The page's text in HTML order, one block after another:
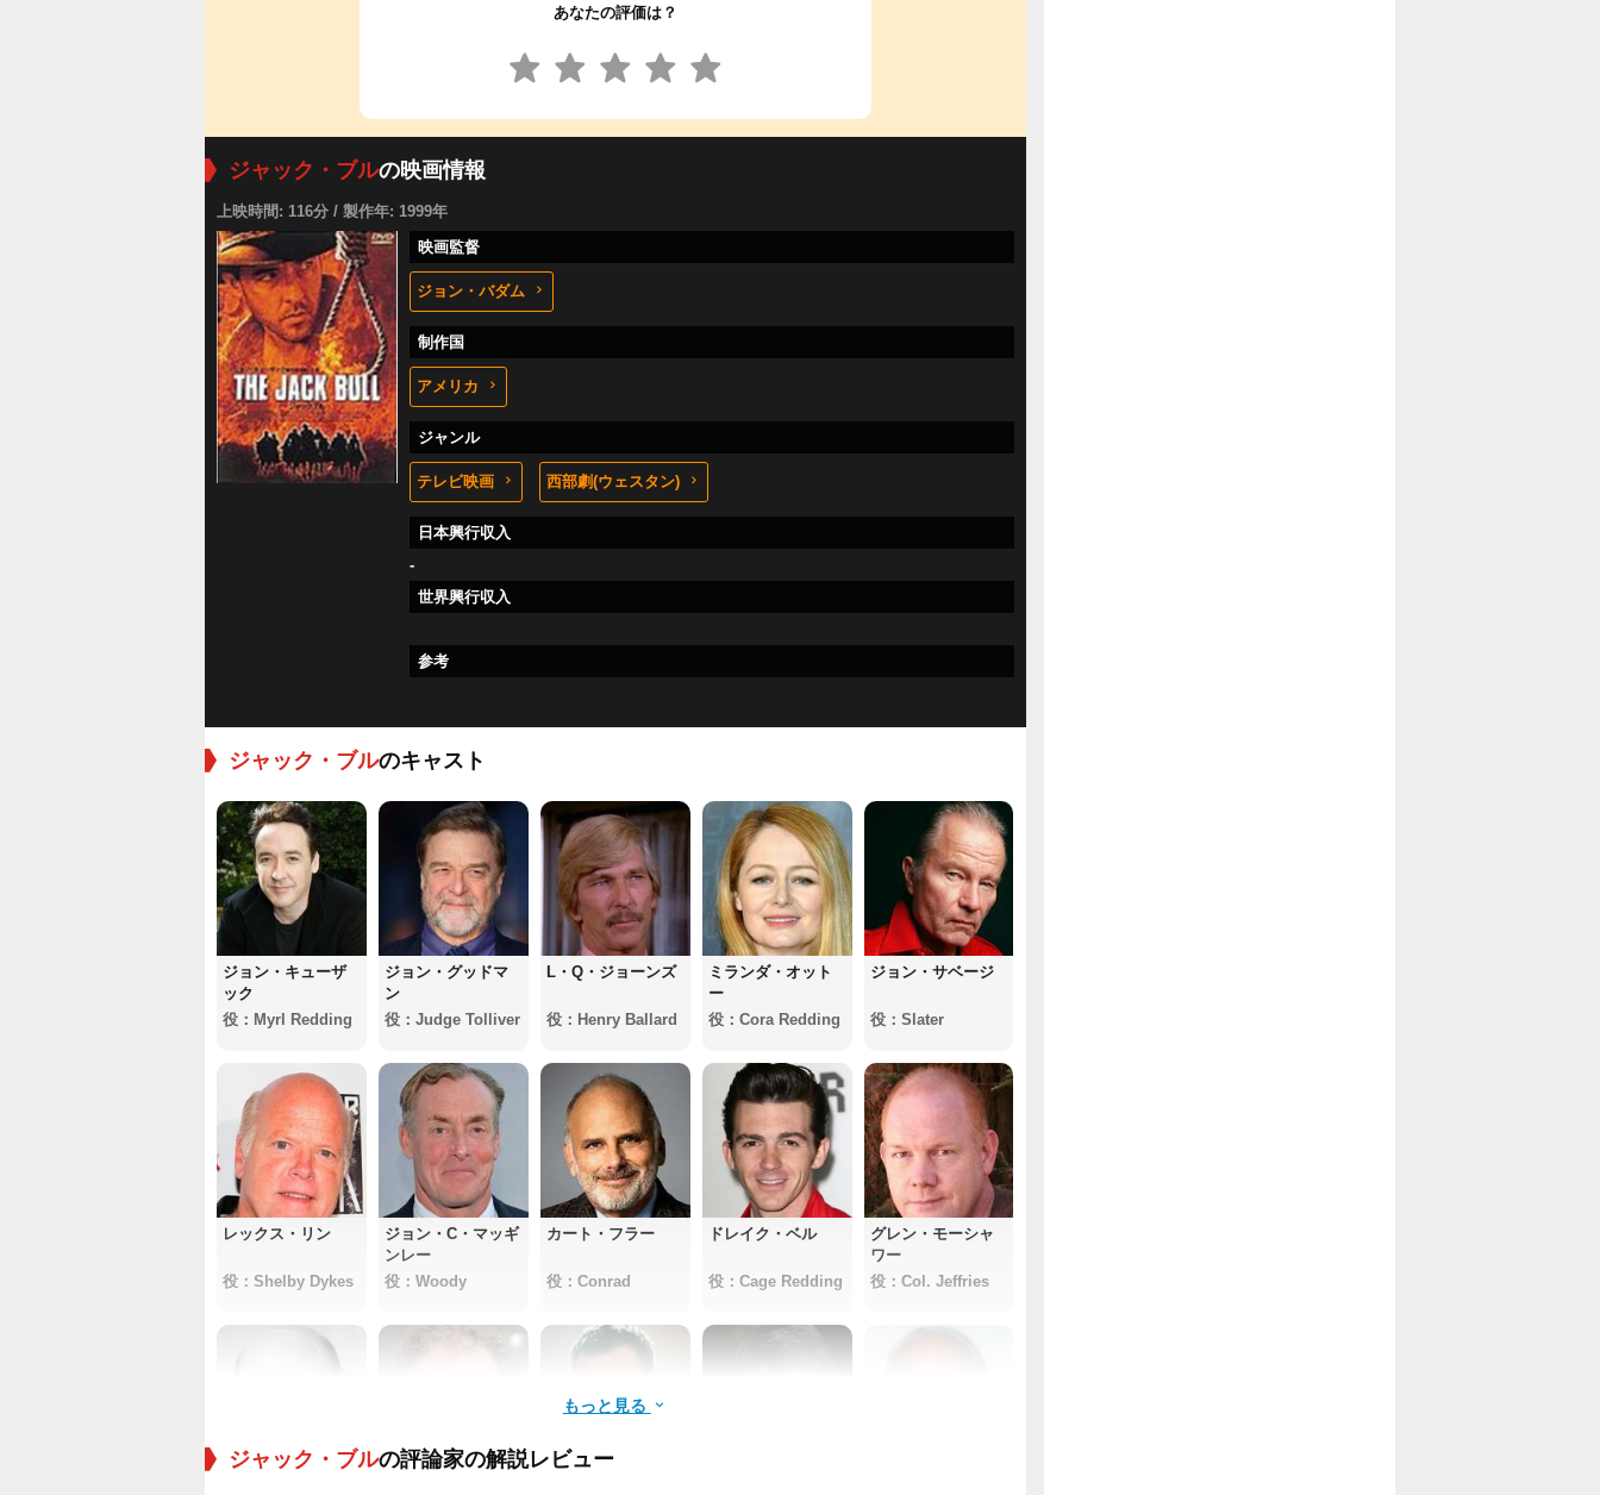
あなたの評価は？
ジャック・ブルの映画情報
上映時間: 116分 / 製作年: 1999年
映画監督
ジョン・バダム
制作国
アメリカ
ジャンル
テレビ映画 西部劇(ウェスタン)
日本興行収入
-
世界興行収入
参考
ジャック・ブルのキャスト
ジョン・キューザ
ック
役：Myrl Redding
ジョン・グッドマ
ン
役：Judge Tolliver
L・Q・ジョーンズ
役：Henry Ballard
ミランダ・オット
ー
役：Cora Redding
ジョン・サベージ
役：Slater
レックス・リン
役：Shelby Dykes
ジョン・C・マッギ
ンレー
役：Woody
カート・フラー
役：Conrad
ドレイク・ベル
役：Cage Redding
グレン・モーシャ
ワー
役：Col. Jeffries
もっと見る
ジャック・ブルの評論家の解説レビュー